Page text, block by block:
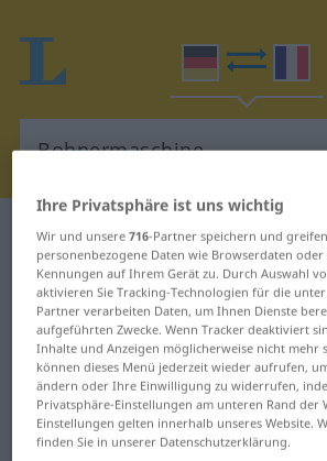
Deutsch-Französisch Wörterbuch
Bohnermaschine
Deutsch-Französisch
für "Bohnermaschine"
"Bohnermaschine"
Übersetzung
Ihre Privatsphäre ist uns wichtig
Wir und unsere716-Partner speichern und
personenbezogene Daten wie Browserdaten
Kennungen auf Ihrem Gerät zu. Durch Auswahl
aktivieren Sie Tracking-Technologien für die
Partner verarbeiten Daten, um Ihnen Dienste
aufgeführten Zwecke. Wenn Tracker deaktiviert
Inhalte und Anzeigen möglicherweise nicht mehr
können dieses Menü jederzeit wieder aufrufen,
ändern oder Ihre Einwilligung zu widerrufen,
Privatsphäre-Einstellungen am unteren Rand der
Einstellungen gelten innerhalb unseres Website.
finden Sie in unserer Datenschutzerklärung.